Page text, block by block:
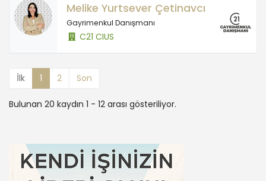
Melike Yurtsever Çetinavcı
Gayrimenkul Danışmanı
C21 CIUS
İlk 1 2 Son
Bulunan 20 kaydın 1 - 12 arası gösteriliyor.